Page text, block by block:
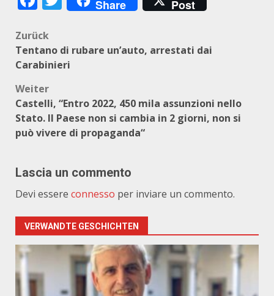
Share Post
Beitragsnavigation
Zurück
Tentano di rubare un’auto, arrestati dai
Carabinieri
Weiter
Castelli, “Entro 2022, 450 mila assunzioni nello
Stato. Il Paese non si cambia in 2 giorni, non si
può vivere di propaganda“
Lascia un commento
Devi essere connesso per inviare un commento.
VERWANDTE GESCHICHTEN